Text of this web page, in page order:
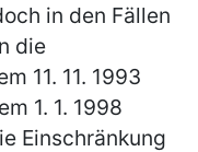
in den Fällen
die
11. 11. 1993
1. 1. 1998
Einschränkung